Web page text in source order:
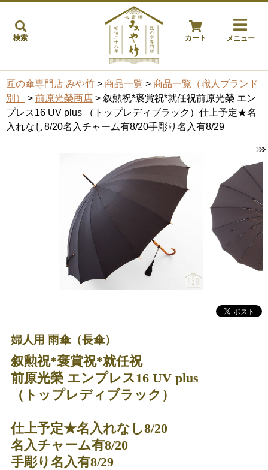
検索 カート メニュー
匠の傘専門店 みや竹 > 商品一覧 > 商品一覧（職人ブランド
別）
> 前原光榮商店 > 叙勲祝*褒賞祝*就任祝前原光榮 エン
プレス16 UV plus （トップレディブラック）仕上予定★名
入れなし8/20名入チャーム有8/20手彫り名入有8/29
婦人用 雨傘（長傘）
叙勲祝*褒賞祝*就任祝
前原光榮 エンプレス16 UV plus
（トップレディブラック）
仕上予定★名入れなし8/20
名入チャーム有8/20
手彫り名入有8/29